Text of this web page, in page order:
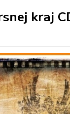
kraj